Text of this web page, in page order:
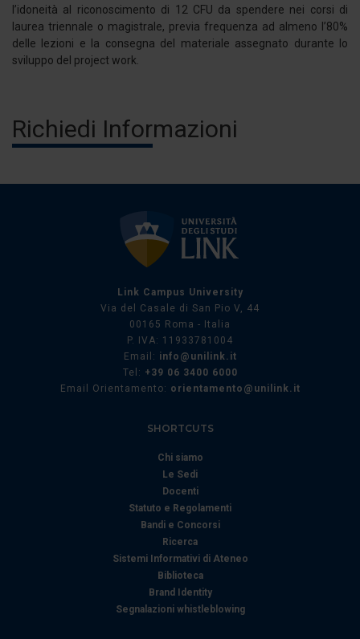
l’idoneità al riconoscimento di 12 CFU da spendere nei corsi di
laurea triennale o magistrale, previa frequenza ad almeno l’80%
delle lezioni e la consegna del materiale assegnato durante lo
sviluppo del project work.
Richiedi Informazioni
Link Campus University
Via del Casale di San Pio V, 44
00165 Roma - Italia
P. IVA: 11933781004
Email: info@unilink.it
Tel: +39 06 3400 6000
Email Orientamento: orientamento@unilink.it
SHORTCUTS
Chi siamo
Le Sedi
Docenti
Statuto e Regolamenti
Bandi e Concorsi
Ricerca
Sistemi Informativi di Ateneo
Biblioteca
Brand Identity
Segnalazioni whistleblowing